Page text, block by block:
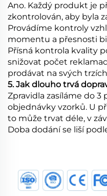
Ano. Každý produkt je
zkontrolován, aby byla
Provádíme kontroly
momentu a přesnosti
Přísná kontrola kvality
snižovat počet
prodávat na svých
5. Jak dlouho trvá
Zpravidla zasíláme do 3
objednávky vzorků. U
to může trvat déle, v
Doba dodání se liší